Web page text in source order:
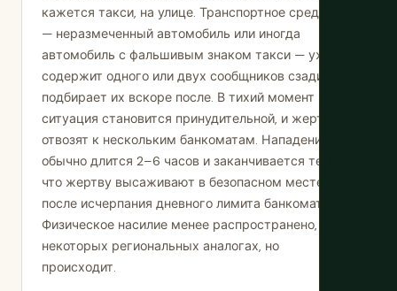
кажется такси, на улице. Транспортное средство
— неразмеченный автомобиль или иногда
автомобиль с фальшивым знаком такси — уже
содержит одного или двух сообщников сзади или
подбирает их вскоре после. В тихий момент
ситуация становится принудительной, и жертву
отвозят к нескольким банкоматам. Нападение
обычно длится 2–6 часов и заканчивается тем,
что жертву высаживают в безопасном месте
после исчерпания дневного лимита банкомата.
Физическое насилие менее распространено, чем в
некоторых региональных аналогах, но
происходит.